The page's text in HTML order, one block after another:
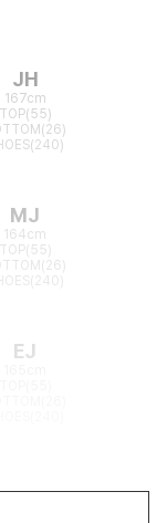
JH
167cm
TOP(55)
MJ
164cm
TOP(55)
EJ